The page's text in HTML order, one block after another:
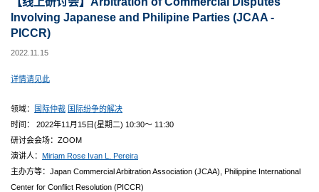
Involving Japanese and Philipine Parties (JCAA -
PICCR)
2022.11.15
详情请见此
领域： 国际仲裁 国际纷争的解决
时间： 2022年11月15日(星期二) 10:30～ 11:30
研讨会会场：ZOOM
演讲人： Miriam Rose Ivan L. Pereira
主办方等：Japan Commercial Arbitration Association (JCAA), Philippine International
Center for Conflict Resolution (PICCR)